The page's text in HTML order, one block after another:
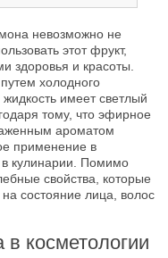
невозможно не
этот фрукт,
здоровья и красоты.
холодного
имеет светлый
тому, что эфирное
ароматом
применение в
кулинарии. Помимо
свойства, которые
состояние лица, волос
косметологии